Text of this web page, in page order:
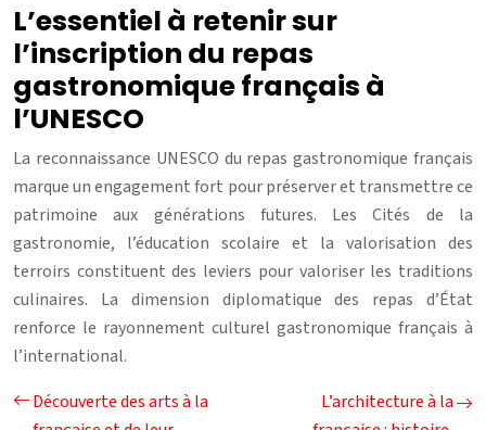
L’essentiel à retenir sur
l’inscription du repas
gastronomique français à
l’UNESCO
La reconnaissance UNESCO du repas gastronomique français
marque un engagement fort pour préserver et transmettre ce
patrimoine aux générations futures. Les Cités de la
gastronomie, l’éducation scolaire et la valorisation des
terroirs constituent des leviers pour valoriser les traditions
culinaires. La dimension diplomatique des repas d’État
renforce le rayonnement culturel gastronomique français à
l’international.
Découverte des arts à la
L’architecture à la